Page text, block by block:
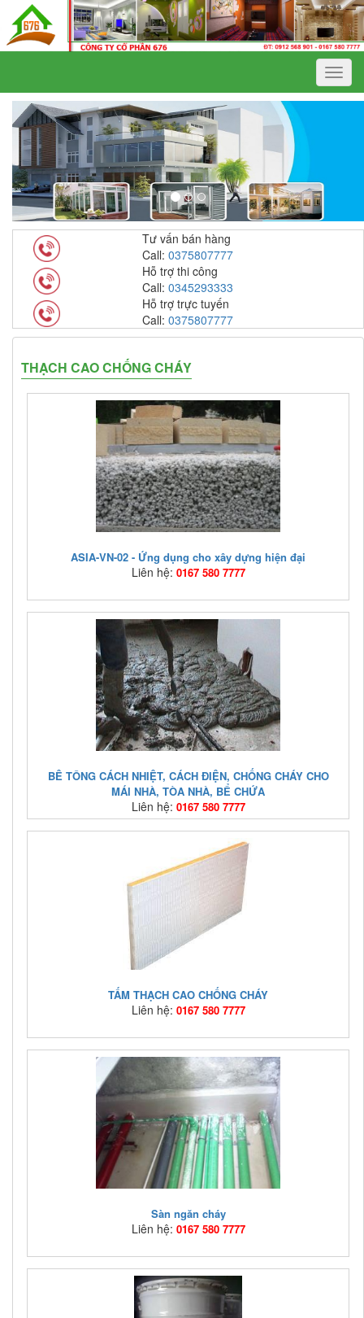
Menu
Tư vấn bán hàng
Call: 0375807777
Hỗ trợ thi công
Call: 0345293333
Hỗ trợ trực tuyến
Call: 0375807777
THẠCH CAO CHỐNG CHÁY
ASIA-VN-02 - Ứng dụng cho xây dựng hiện đại
Liên hệ: 0167 580 7777
ASIA-VN-02
Liên hệ: 0167 580 7777
BÊ TÔNG CÁCH NHIỆT, CÁCH ĐIỆN, CHỐNG CHÁY CHO
MÁI NHÀ, TÒA NHÀ, BỂ CHỨA
Liên hệ: 0167 580 7777
Liên hệ: 0167 580 7777
TẤM THẠCH CAO CHỐNG CHÁY
Liên hệ: 0167 580 7777
GH1
Liên hệ: 0167 580 7777
Sàn ngăn cháy
Liên hệ: 0167 580 7777
VLCC02
Liên hệ: 0167 580 7777